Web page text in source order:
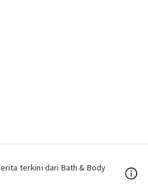
terkini dari Bath & Body